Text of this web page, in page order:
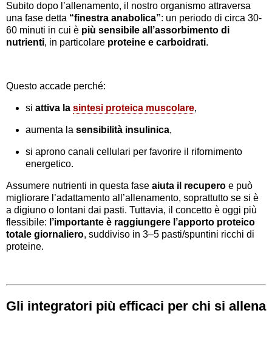
Subito dopo l’allenamento, il nostro organismo attraversa
una fase detta “finestra anabolica”: un periodo di circa 30-
60 minuti in cui è più sensibile all’assorbimento di
nutrienti, in particolare proteine e carboidrati.
Questo accade perché:
si attiva la sintesi proteica muscolare,
aumenta la sensibilità insulinica,
si aprono canali cellulari per favorire il rifornimento
energetico.
Assumere nutrienti in questa fase aiuta il recupero e può
migliorare l’adattamento all’allenamento, soprattutto se si è
a digiuno o lontani dai pasti. Tuttavia, il concetto è oggi più
flessibile: l’importante è raggiungere l’apporto proteico
totale giornaliero, suddiviso in 3–5 pasti/spuntini ricchi di
proteine.
Gli integratori più efficaci per chi si allena